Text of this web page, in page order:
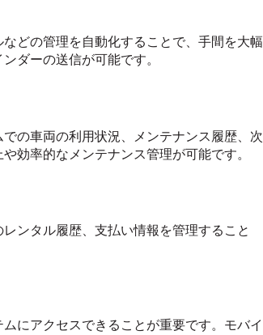
どの管理を自動化することで、手間を大幅
ダーの送信が可能です。
の車両の利用状況、メンテナンス履歴、次
効率的なメンテナンス管理が可能です。
ンタル履歴、支払い情報を管理すること
にアクセスできることが重要です。モバイ